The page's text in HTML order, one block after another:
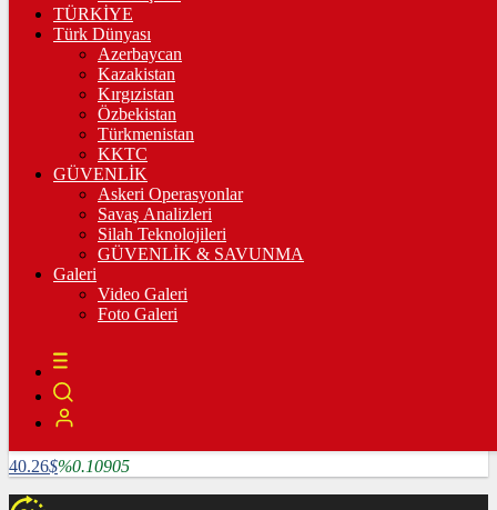
3.335,67%0,36
%-0,03
BİTCOİN
4782585฿%1.64124
LİTECOİN
%5.25507
ETHEREUM
%6.0715
RİPPLE
118.86%2.16847
TETHER
40.26$%0.10905
TÜRKİYE
Türk Dünyası
Azerbaycan
Kazakistan
Kırgızistan
Özbekistan
Türkmenistan
KKTC
GÜVENLİK
Askeri Operasyonlar
Savaş Analizleri
Silah Teknolojileri
GÜVENLİK & SAVUNMA
Galeri
Video Galeri
Foto Galeri